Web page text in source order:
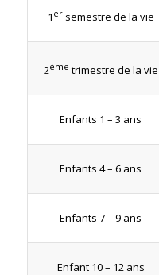
1 ersemestre de la vie
2ème trimestre de la vie
Enfants 1 – 3 ans
Enfants 4 – 6 ans
Enfants 7 – 9 ans
Enfant 10 – 12 ans